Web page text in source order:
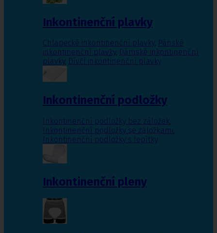
Inkontinenční plavky
Chlapecké inkontinenční plavky, Pánské
inkontinenční plavky, Dámské inkontinenční
plavky, Dívčí inkontinenční plavky
Inkontinenční podložky
Inkontinenční podložky bez záložek,
Inkontinenční podložky se záložkami,
Inkontinenční podložky s lepítky
Inkontinenční pleny